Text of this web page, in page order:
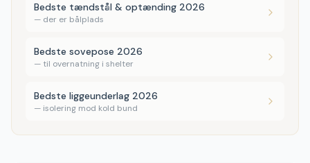
Bedste tændstål & optænding 2026
— der er bålplads
Bedste sovepose 2026
— til overnatning i shelter
Bedste liggeunderlag 2026
— isolering mod kold bund